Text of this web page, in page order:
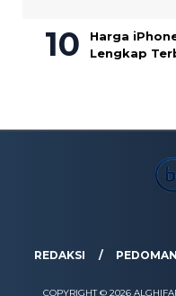
Harga
Lengkap
REDAKSI
COPYRIGHT © 2026